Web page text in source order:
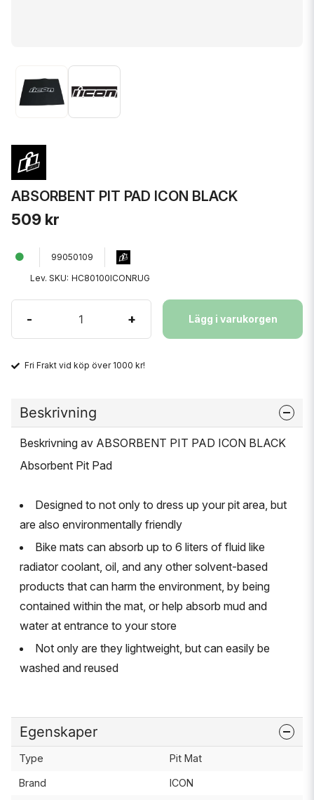
ABSORBENT PIT PAD ICON BLACK
509 kr
99050109
Lev. SKU: HC80100ICONRUG
- + Lägg i varukorgen
Fri Frakt vid köp över 1000 kr!
Beskrivning
Beskrivning av ABSORBENT PIT PAD ICON BLACK
Absorbent Pit Pad
Designed to not only to dress up your pit area, but
are also environmentally friendly
Bike mats can absorb up to 6 liters of fluid like
radiator coolant, oil, and any other solvent-based
products that can harm the environment, by being
contained within the mat, or help absorb mud and
water at entrance to your store
Not only are they lightweight, but can easily be
washed and reused
Egenskaper
Type Pit Mat
Brand ICON